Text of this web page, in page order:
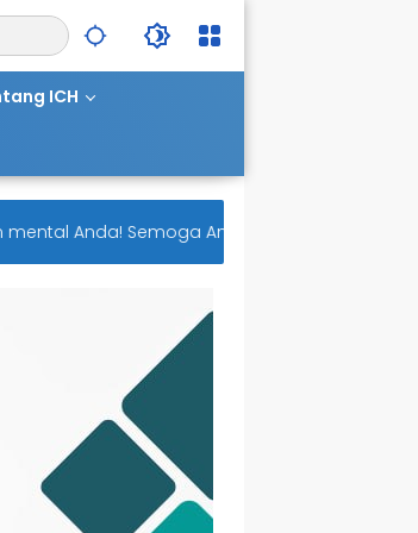
ICH
Anda! Semoga Anda selalu diberi